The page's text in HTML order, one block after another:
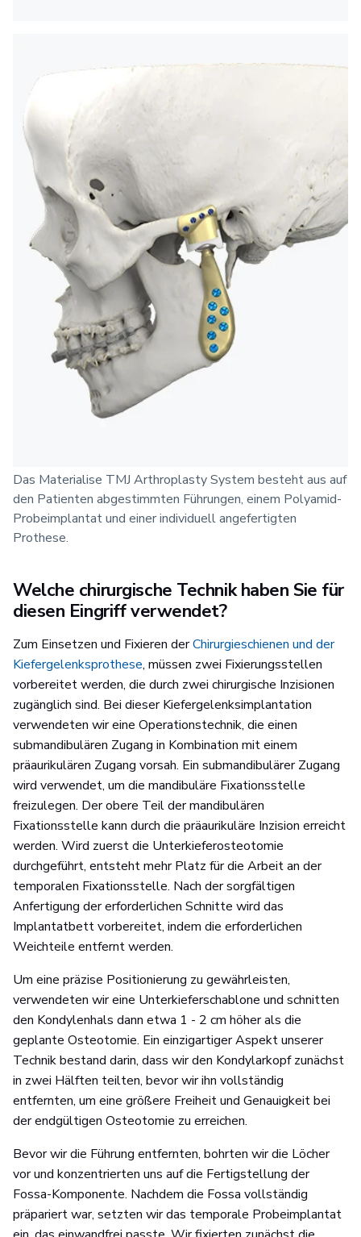
Das Materialise TMJ Arthroplasty System besteht aus auf
den Patienten abgestimmten Führungen, einem Polyamid-
Probeimplantat und einer individuell angefertigten
Prothese.
Welche chirurgische Technik haben Sie für
diesen Eingriff verwendet?
Zum Einsetzen und Fixieren derChirurgieschienen und der
Kiefergelenksprothese, müssen zwei Fixierungsstellen
vorbereitet werden, die durch zwei chirurgische Inzisionen
zugänglich sind. Bei dieser Kiefergelenksimplantation
verwendeten wir eine Operationstechnik, die einen
submandibulären Zugang in Kombination mit einem
präaurikulären Zugang vorsah. Ein submandibulärer Zugang
wird verwendet, um die mandibuläre Fixationsstelle
freizulegen. Der obere Teil der mandibulären
Fixationsstelle kann durch die präaurikuläre Inzision erreicht
werden. Wird zuerst die Unterkieferosteotomie
durchgeführt, entsteht mehr Platz für die Arbeit an der
temporalen Fixationsstelle. Nach der sorgfältigen
Anfertigung der erforderlichen Schnitte wird das
Implantatbett vorbereitet, indem die erforderlichen
Weichteile entfernt werden.
Um eine präzise Positionierung zu gewährleisten,
verwendeten wir eine Unterkieferschablone und schnitten
den Kondylenhals dann etwa 1 - 2 cm höher als die
geplante Osteotomie. Ein einzigartiger Aspekt unserer
Technik bestand darin, dass wir den Kondylarkopf zunächst
in zwei Hälften teilten, bevor wir ihn vollständig
entfernten, um eine größere Freiheit und Genauigkeit bei
der endgültigen Osteotomie zu erreichen.
Bevor wir die Führung entfernten, bohrten wir die Löcher
vor und konzentrierten uns auf die Fertigstellung der
Fossa-Komponente. Nachdem die Fossa vollständig
präpariert war, setzten wir das temporale Probeimplantat